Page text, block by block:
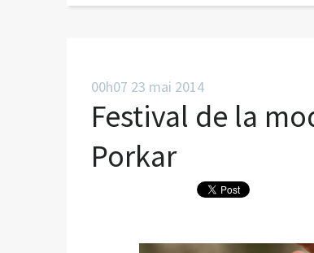
00h07 23 mai 2014
Festival de la
Porkar